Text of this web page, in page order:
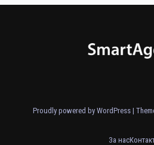
Proudly powered by WordPress |
За нас